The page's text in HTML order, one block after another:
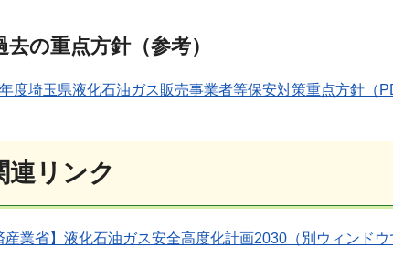
去の重点方針（参考）
度埼玉県液化石油ガス販売事業者等保安対策重点方針（
連リンク
産業省】液化石油ガス安全高度化計画2030（別ウィンドウ